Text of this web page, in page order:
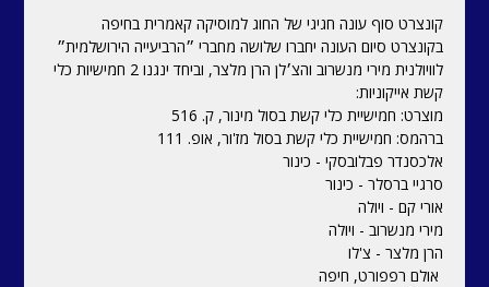
קונצרט סוף עונה חגיגי של החוג למוסיקה קאמרית בחיפה
בקונצרט סיום העונה יחברו שלושה מחברי ״הרביעייה הירושלמית״
לוויולנית מירי מנשרוב והצ׳לן הרן מלצר, וביחד ינגנו 2 חמישיות כלי
קשת אייקוניות:
מוצרט: חמישיית כלי קשת בסול מינור, ק. 516
ברהמס: חמישיית כלי קשת בסול מז'ור, אופ. 111
אלכסנדר פבלובסקי - כינור
סרגיי ברסלר - כינור
אורי קם - ויולה
מירי מנשרוב - ויולה
הרן מלצר - צ'לו
אולם רפפורט, חיפה